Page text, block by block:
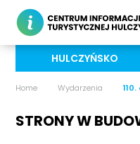
HULCZYŃSKO
Home Wydarzenia
STRONY W